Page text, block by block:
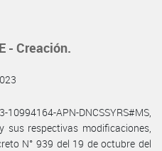
- Creación.
APN-DNCSSYRS#MS,
sus respectivas modificaciones,
N° 939 del 19 de octubre del